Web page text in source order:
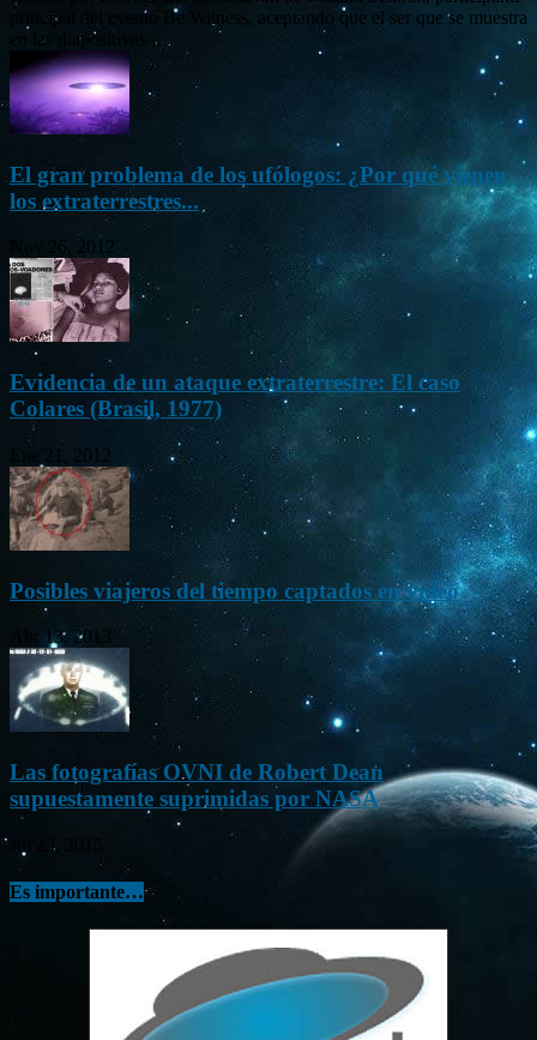
principal del evento Be Witness, aceptando que el ser que se muestra
en las diapositivas...
El gran problema de los ufólogos: ¿Por qué vienen
los extraterrestres...
Nov 26, 2012
Evidencia de un ataque extraterrestre: El caso
Colares (Brasil, 1977)
Ene 21, 2012
Posibles viajeros del tiempo captados en vídeo
Abr 13, 2013
Las fotografías OVNI de Robert Dean
supuestamente suprimidas por NASA
Jul 23, 2015
Es importante…